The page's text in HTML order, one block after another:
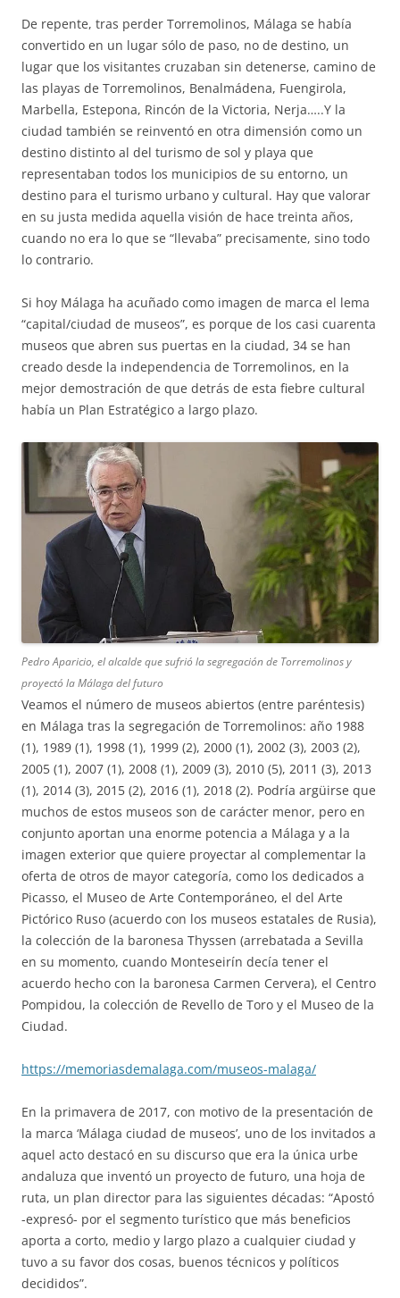
De repente, tras perder Torremolinos, Málaga se había
convertido en un lugar sólo de paso, no de destino, un
lugar que los visitantes cruzaban sin detenerse, camino de
las playas de Torremolinos, Benalmádena, Fuengirola,
Marbella, Estepona, Rincón de la Victoria, Nerja…..Y la
ciudad también se reinventó en otra dimensión como un
destino distinto al del turismo de sol y playa que
representaban todos los municipios de su entorno, un
destino para el turismo urbano y cultural. Hay que valorar
en su justa medida aquella visión de hace treinta años,
cuando no era lo que se “llevaba” precisamente, sino todo
lo contrario.
Si hoy Málaga ha acuñado como imagen de marca el lema
“capital/ciudad de museos”, es porque de los casi cuarenta
museos que abren sus puertas en la ciudad, 34 se han
creado desde la independencia de Torremolinos, en la
mejor demostración de que detrás de esta fiebre cultural
había un Plan Estratégico a largo plazo.
Pedro Aparicio, el alcalde que sufrió la segregación de Torremolinos y
proyectó la Málaga del futuro
Veamos el número de museos abiertos (entre paréntesis)
en Málaga tras la segregación de Torremolinos: año 1988
(1), 1989 (1), 1998 (1), 1999 (2), 2000 (1), 2002 (3), 2003 (2),
2005 (1), 2007 (1), 2008 (1), 2009 (3), 2010 (5), 2011 (3), 2013
(1), 2014 (3), 2015 (2), 2016 (1), 2018 (2). Podría argüirse que
muchos de estos museos son de carácter menor, pero en
conjunto aportan una enorme potencia a Málaga y a la
imagen exterior que quiere proyectar al complementar la
oferta de otros de mayor categoría, como los dedicados a
Picasso, el Museo de Arte Contemporáneo, el del Arte
Pictórico Ruso (acuerdo con los museos estatales de Rusia),
la colección de la baronesa Thyssen (arrebatada a Sevilla
en su momento, cuando Monteseirín decía tener el
acuerdo hecho con la baronesa Carmen Cervera), el Centro
Pompidou, la colección de Revello de Toro y el Museo de la
Ciudad.
https://memoriasdemalaga.com/museos-malaga/
En la primavera de 2017, con motivo de la presentación de
la marca ‘Málaga ciudad de museos’, uno de los invitados a
aquel acto destacó en su discurso que era la única urbe
andaluza que inventó un proyecto de futuro, una hoja de
ruta, un plan director para las siguientes décadas: “Apostó
-expresó- por el segmento turístico que más beneficios
aporta a corto, medio y largo plazo a cualquier ciudad y
tuvo a su favor dos cosas, buenos técnicos y políticos
decididos”.